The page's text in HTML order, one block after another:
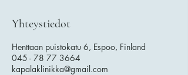
Yhteystiedot
Henttaan puistokatu 6, Espoo, Finland
045 - 78 77 3664
kapalaklinikka@gmail.com